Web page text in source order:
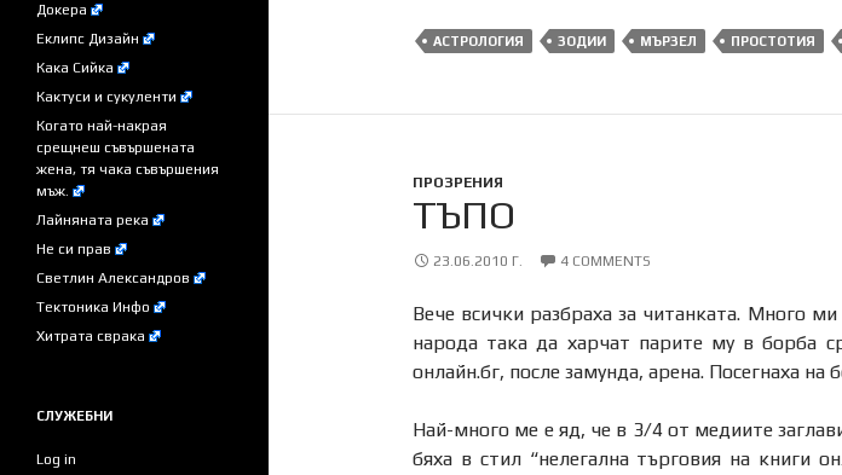
АСТРОЛОГИЯ ЗОДИИ МЪРЗЕЛ ПРОСТОТИЯ
ПРОЗРЕНИЯ
ТЪПО
23.06.2010 Г. 4 COMMENTS
Вече всички разбраха за читанката. Много
народа така да харчат парите му в борба
онлайн.бг, после замунда, арена. Посегнаха
Най-много ме е яд, че в 3/4 от медиите
бяха в стил “нелегална търговия на книги
Докера
Еклипс Дизайн
Кака Сийка
Кактуси и сукуленти
Когато най-накрая
срещнеш съвършената
жена, тя чака съвършения
мъж.
Лайняната река
Не си прав
Светлин Александров
Тектоника Инфо
Хитрата сврака
СЛУЖЕБНИ
Log in